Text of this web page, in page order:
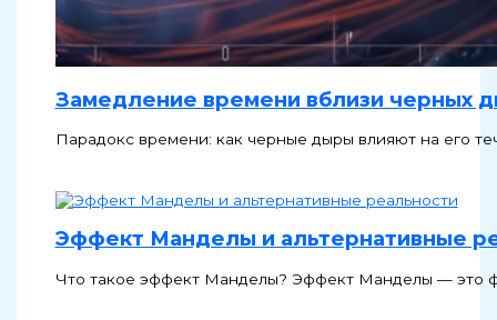
Замедление времени вблизи черных
Парадокс времени: как черные дыры влияют на его
Эффект Манделы и альтернативные
Что такое эффект Манделы? Эффект Манделы — это